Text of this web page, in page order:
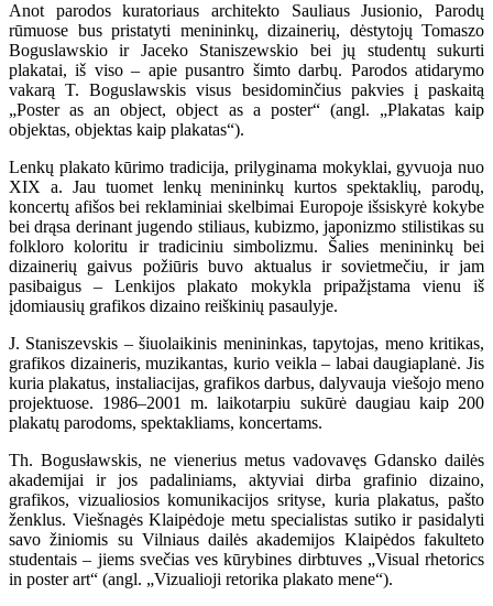
Anot parodos kuratoriaus architekto Sauliaus Jusionio, Parodų
rūmuose bus pristatyti menininkų, dizainerių, dėstytojų Tomaszo
Boguslawskio ir Jaceko Staniszewskio bei jų studentų sukurti
plakatai, iš viso – apie pusantro šimto darbų. Parodos atidarymo
vakarą T. Boguslawskis visus besidominčius pakvies į paskaitą
„Poster as an object, object as a poster“ (angl. „Plakatas kaip
objektas, objektas kaip plakatas“).
Lenkų plakato kūrimo tradicija, prilyginama mokyklai, gyvuoja nuo
XIX a. Jau tuomet lenkų menininkų kurtos spektaklių, parodų,
koncertų afišos bei reklaminiai skelbimai Europoje išsiskyrė kokybe
bei drąsa derinant jugendo stiliaus, kubizmo, japonizmo stilistikas su
folkloro koloritu ir tradiciniu simbolizmu. Šalies menininkų bei
dizainerių gaivus požiūris buvo aktualus ir sovietmečiu, ir jam
pasibaigus – Lenkijos plakato mokykla pripažįstama vienu iš
įdomiausių grafikos dizaino reiškinių pasaulyje.
J. Staniszevskis – šiuolaikinis menininkas, tapytojas, meno kritikas,
grafikos dizaineris, muzikantas, kurio veikla – labai daugiaplanė. Jis
kuria plakatus, instaliacijas, grafikos darbus, dalyvauja viešojo meno
projektuose. 1986–2001 m. laikotarpiu sukūrė daugiau kaip 200
plakatų parodoms, spektakliams, koncertams.
Th. Bogusławskis, ne vienerius metus vadovavęs Gdansko dailės
akademijai ir jos padaliniams, aktyviai dirba grafinio dizaino,
grafikos, vizualiosios komunikacijos srityse, kuria plakatus, pašto
ženklus. Viešnagės Klaipėdoje metu specialistas sutiko ir pasidalyti
savo žiniomis su Vilniaus dailės akademijos Klaipėdos fakulteto
studentais – jiems svečias ves kūrybines dirbtuves „Visual rhetorics
in poster art“ (angl. „Vizualioji retorika plakato mene“).